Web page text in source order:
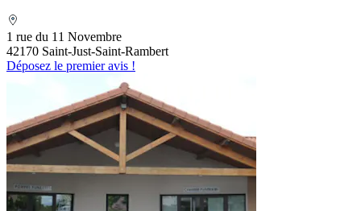
1 rue du 11 Novembre
42170 Saint-Just-Saint-Rambert
Déposez le premier avis !